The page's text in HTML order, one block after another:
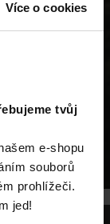
Více o cookies
tvůj
e-shopu
souborů
prohlížeči.
jed!